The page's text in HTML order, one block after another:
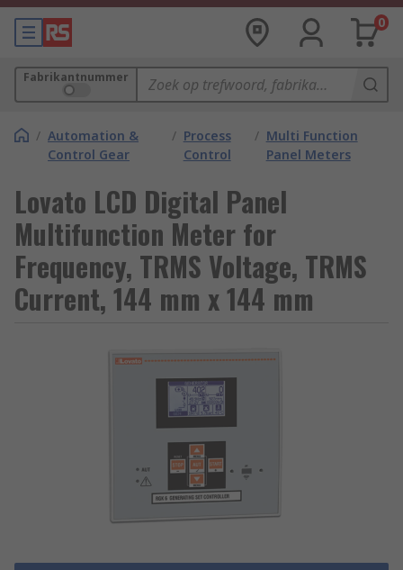
0
Fabrikantnummer
/ Automation &
Control Gear
/ Process
Control
/ Multi Function
Panel Meters
Lovato LCD Digital Panel
Multifunction Meter for
Frequency, TRMS Voltage, TRMS
Current, 144 mm x 144 mm